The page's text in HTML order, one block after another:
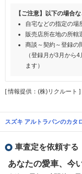
【ご注意】以下の場合
自宅などの指定の場
販売店所在地の所轄
商談～契約～登録の
（登録月が3月から
ます）
[ 情報提供：(株)リクルート ]
スズキ アルトラパンのカタ
車査定を依頼する
あなたの愛車、今